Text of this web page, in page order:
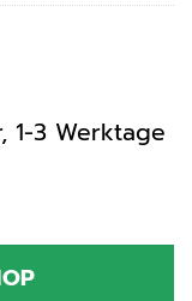
1-3 Werktage